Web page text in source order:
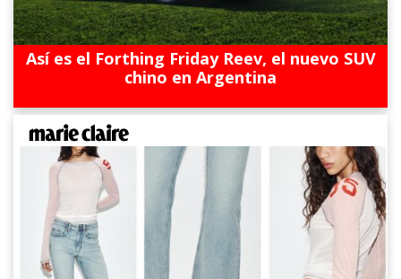
Así es el Forthing Friday Reev, el nuevo SUV
chino en Argentina